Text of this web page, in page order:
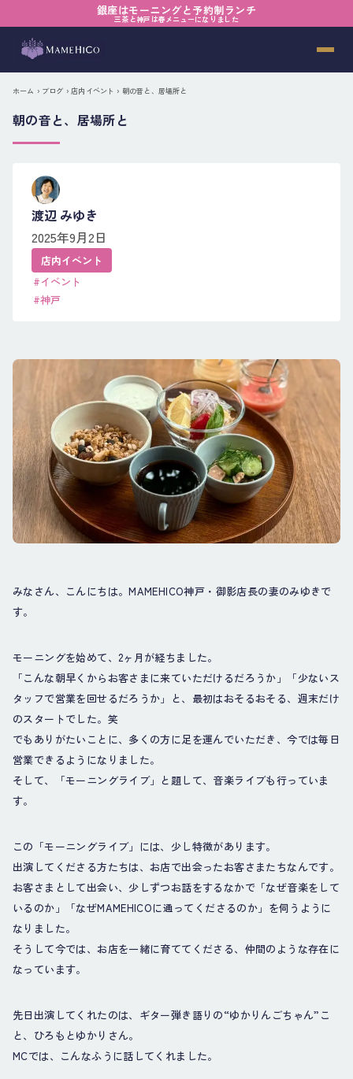
銀座はモーニングと予約制ランチ
三茶と神戸は春メニューになりました
ホーム › ブログ ›店内イベント › 朝の音と、居場所と
朝の音と、居場所と
渡辺 みゆき
2025年9月2日
店内イベント
#イベント
#神戸
みなさん、こんにちは。MAMEHICO神戸・御影店長の妻のみゆきで
す。
モーニングを始めて、2ヶ月が経ちました。
「こんな朝早くからお客さまに来ていただけるだろうか」「少ないス
タッフで営業を回せるだろうか」と、最初はおそるおそる、週末だけ
のスタートでした。笑
でもありがたいことに、多くの方に足を運んでいただき、今では毎日
営業できるようになりました。
そして、「モーニングライブ」と題して、音楽ライブも行っていま
す。
この「モーニングライブ」には、少し特徴があります。
出演してくださる方たちは、お店で出会ったお客さまたちなんです。
お客さまとして出会い、少しずつお話をするなかで「なぜ音楽をして
いるのか」「なぜMAMEHICOに通ってくださるのか」を伺うように
なりました。
そうして今では、お店を一緒に育ててくださる、仲間のような存在に
なっています。
先日出演してくれたのは、ギター弾き語りの“ゆかりんごちゃん”こ
と、ひろもとゆかりさん。
MCでは、こんなふうに話してくれました。